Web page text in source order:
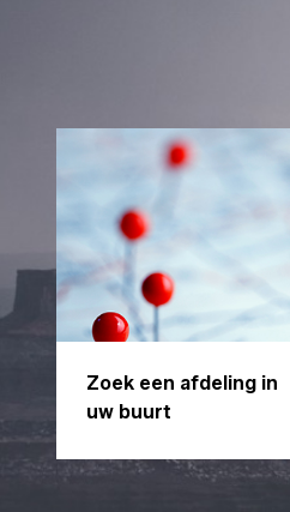
Zoek een afdeling in
uw buurt